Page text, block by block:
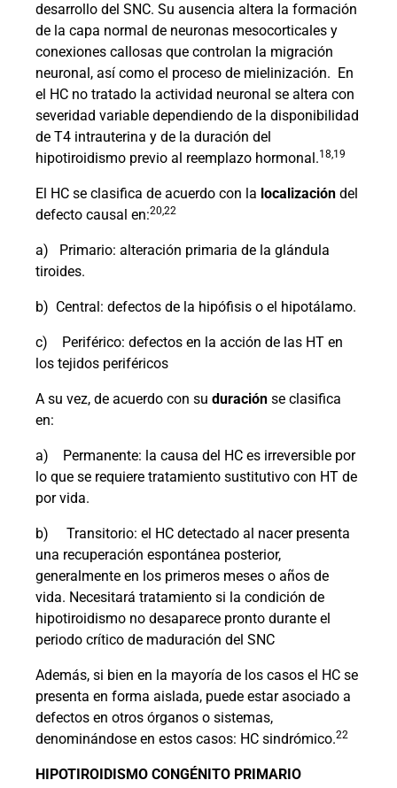
desarrollo del SNC. Su ausencia altera la formación
de la capa normal de neuronas mesocorticales y
conexiones callosas que controlan la migración
neuronal, así como el proceso de mielinización. En
el HC no tratado la actividad neuronal se altera con
severidad variable dependiendo de la disponibilidad
de T4 intrauterina y de la duración del
hipotiroidismo previo al reemplazo hormonal.18,19
El HC se clasifica de acuerdo con la localización del
defecto causal en:20,22
a)
Primario: alteración primaria de la glándula
tiroides.
b) Central: defectos de la hipófisis o el hipotálamo.
c)
Periférico: defectos en la acción de las HT en
los tejidos periféricos
A su vez, de acuerdo con su duración se clasifica
en:
a)
Permanente: la causa del HC es irreversible por
lo que se requiere tratamiento sustitutivo con HT de
por vida.
b)
Transitorio: el HC detectado al nacer presenta
una recuperación espontánea posterior,
generalmente en los primeros meses o años de
vida. Necesitará tratamiento si la condición de
hipotiroidismo no desaparece pronto durante el
periodo crítico de maduración del SNC
Además, si bien en la mayoría de los casos el HC se
presenta en forma aislada, puede estar asociado a
defectos en otros órganos o sistemas,
denominándose en estos casos: HC sindrómico.22
HIPOTIROIDISMO CONGÉNITO PRIMARIO